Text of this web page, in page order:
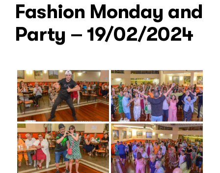
Fashion Monday and
Party – 19/02/2024